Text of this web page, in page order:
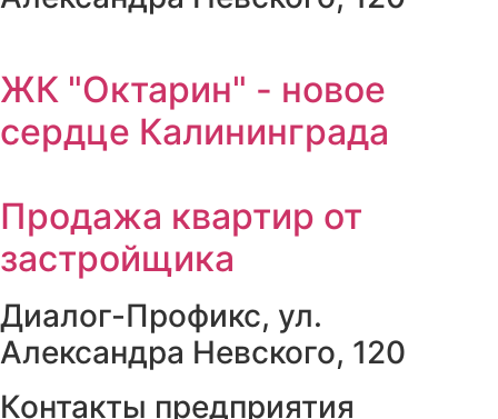
ЖК "Октарин" - новое
сердце Калининграда
Продажа квартир от
застройщика
Диалог-Профикс, ул.
Александра Невского, 120
Контакты предприятия